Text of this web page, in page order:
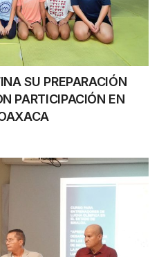
SU PREPARACIÓN
PARTICIPACIÓN EN